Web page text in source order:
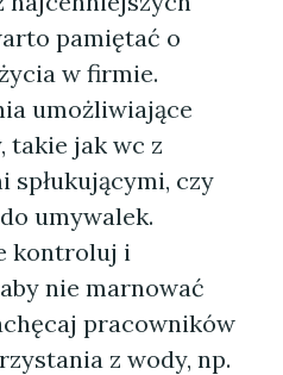
pamiętać o
w firmie.
umożliwiające
takie jak wc z
spłukującymi, czy
umywalek.
kontroluj i
nie marnować
pracowników
z wody, np.